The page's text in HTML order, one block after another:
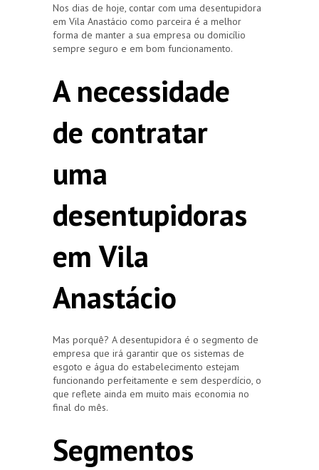
Nos dias de hoje, contar com uma desentupidora
em Vila Anastácio como parceira é a melhor
forma de manter a sua empresa ou domicílio
sempre seguro e em bom funcionamento.
A necessidade
de contratar
uma
desentupidoras
em Vila
Anastácio
Mas porquê? A desentupidora é o segmento de
empresa que irá garantir que os sistemas de
esgoto e água do estabelecimento estejam
funcionando perfeitamente e sem desperdício, o
que reflete ainda em muito mais economia no
final do mês.
Segmentos